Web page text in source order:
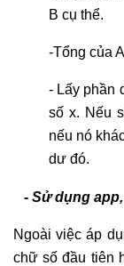
B cụ thể.
-Tổng của
- Lấy phần
số x. Nếu
nếu nó
dư đó.
- Sử dụng
Ngoài việc áp
chữ số đầu tiên